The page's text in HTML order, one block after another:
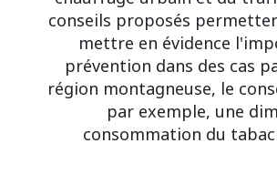
conseils proposés
mettre en évidence
prévention dans des cas
région montagneuse, le
par exemple, une
consommation du